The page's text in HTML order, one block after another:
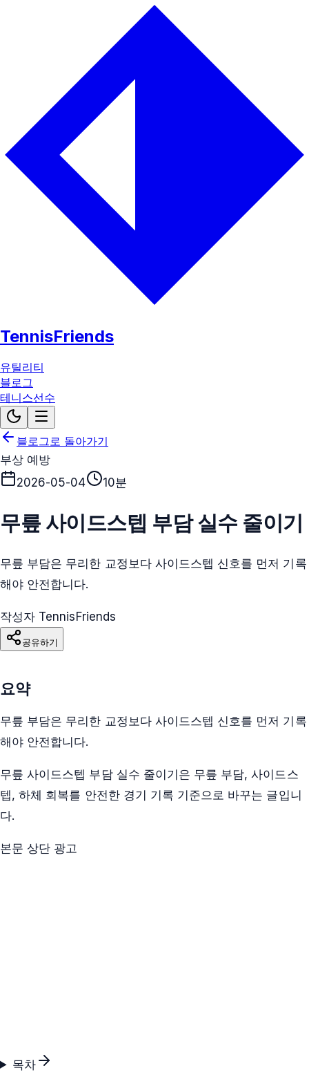
TennisFriends
유틸리티
블로그
테니스선수
블로그로 돌아가기
부상 예방
2026-05-04
10분
무릎 사이드스텝 부담 실수 줄이기
무릎 부담은 무리한 교정보다 사이드스텝 신호를 먼저 기록
해야 안전합니다.
작성자 TennisFriends
공유하기
요약
무릎 부담은 무리한 교정보다 사이드스텝 신호를 먼저 기록
해야 안전합니다.
무릎 사이드스텝 부담 실수 줄이기은 무릎 부담, 사이드스
텝, 하체 회복를 안전한 경기 기록 기준으로 바꾸는 글입니
다.
본문 상단 광고
목차